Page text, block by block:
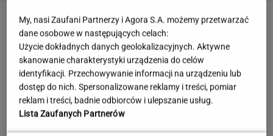
LETNIE OKAZJE
My, nasi Zaufani Partnerzy i Agora S.A. możemy przetwarzać
dane osobowe w następujących celach:
Użycie dokładnych danych geolokalizacyjnych. Aktywne
skanowanie charakterystyki urządzenia do celów
identyfikacji. Przechowywanie informacji na urządzeniu lub
dostęp do nich. Spersonalizowane reklamy i treści, pomiar
reklam i treści, badnie odbiorców i ulepszanie usług.
Lista Zaufanych Partnerów